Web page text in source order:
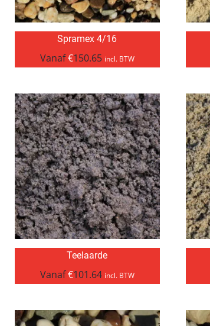
Spramex 4/16
Vanaf€150.65 incl. BTW
Teelaarde
Vanaf€101.64 incl. BTW